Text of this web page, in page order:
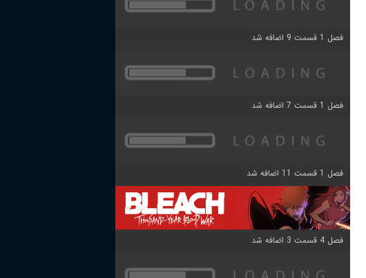
فصل 1 قسمت 9 اضافه شد
فصل 1 قسمت 7 اضافه شد
فصل 1 قسمت 11 اضافه شد
فصل 4 قسمت 3 اضافه شد